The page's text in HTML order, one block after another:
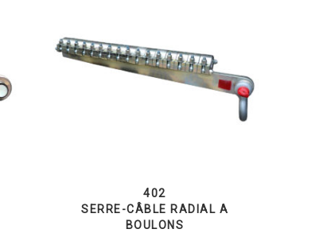
402
SERRE-CÂBLE RADIAL A
BOULONS